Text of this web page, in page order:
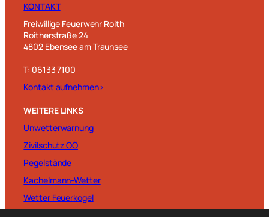
KONTAKT
Freiwillige Feuerwehr Roith
Roitherstraße 24
4802 Ebensee am Traunsee
T: 06133 7100
Kontakt aufnehmen>
WEITERE LINKS
Unwetterwarnung
Zivilschutz OÖ
Pegelstände
Kachelmann-Wetter
Wetter Feuerkogel